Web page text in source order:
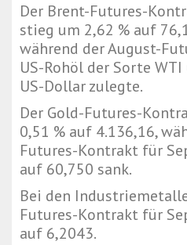
Der Brent-Futures-
stieg um 2,62 % auf
während der August-
US-Rohöl der Sorte
US-Dollar zulegte.
Der Gold-Futures-
0,51 % auf 4.136,16,
Futures-Kontrakt für
auf 60,750 sank.
Bei den
Futures-Kontrakt für
auf 6,2043.